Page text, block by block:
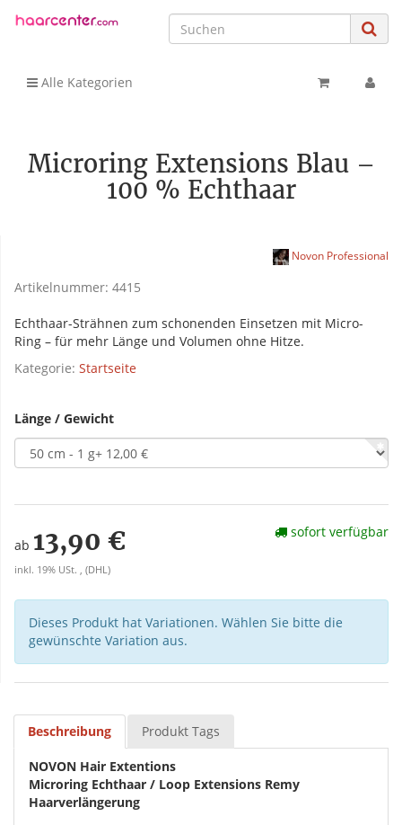
Alle Kategorien
Microring Extensions Blau –
100 % Echthaar
Novon Professional
Artikelnummer: 4415
Echthaar-Strähnen zum schonenden Einsetzen mit Micro-
Ring – für mehr Länge und Volumen ohne Hitze.
Kategorie: Startseite
Länge / Gewicht
ab 13,90 €
inkl. 19% USt. , (DHL)
sofort verfügbar
Dieses Produkt hat Variationen. Wählen Sie bitte die
gewünschte Variation aus.
Beschreibung Produkt Tags
NOVON Hair Extentions
Microring Echthaar / Loop Extensions Remy
Haarverlängerung